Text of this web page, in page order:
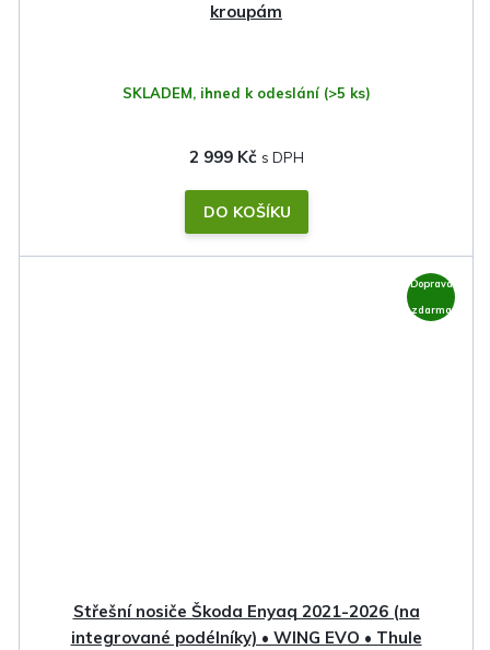
kroupám
SKLADEM, ihned k odeslání (>5 ks)
2 999 Kč
DO KOŠÍKU
Doprava
zdarma
Střešní nosiče Škoda Enyaq 2021-2026 (na
integrované podélníky) • WING EVO • Thule